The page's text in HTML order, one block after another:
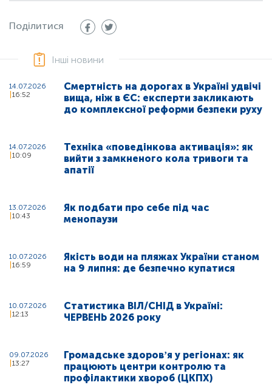
Поділитися
Інші новини
14.07.2026
16:52
Смертність на дорогах в Україні удвічі
вища, ніж в ЄС: експерти закликають
до комплексної реформи безпеки руху
14.07.2026
10:09
Техніка «поведінкова активація»: як
вийти з замкненого кола тривоги та
апатії
13.07.2026
10:43
Як подбати про себе під час
менопаузи
10.07.2026
16:59
Якість води на пляжах України станом
на 9 липня: де безпечно купатися
10.07.2026
12:13
Статистика ВІЛ/СНІД в Україні:
ЧЕРВЕНЬ 2026 року
09.07.2026
13:27
Громадське здоровʼя у регіонах: як
працюють центри контролю та
профілактики хвороб (ЦКПХ)